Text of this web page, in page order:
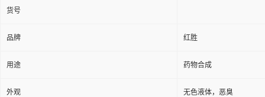
货号
品牌 红胜
用途 药物合成
外观 无色液体，恶臭